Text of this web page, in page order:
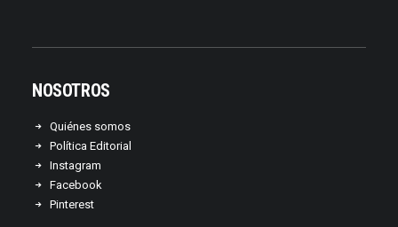
NOSOTROS
Quiénes somos
Política Editorial
Instagram
Facebook
Pinterest